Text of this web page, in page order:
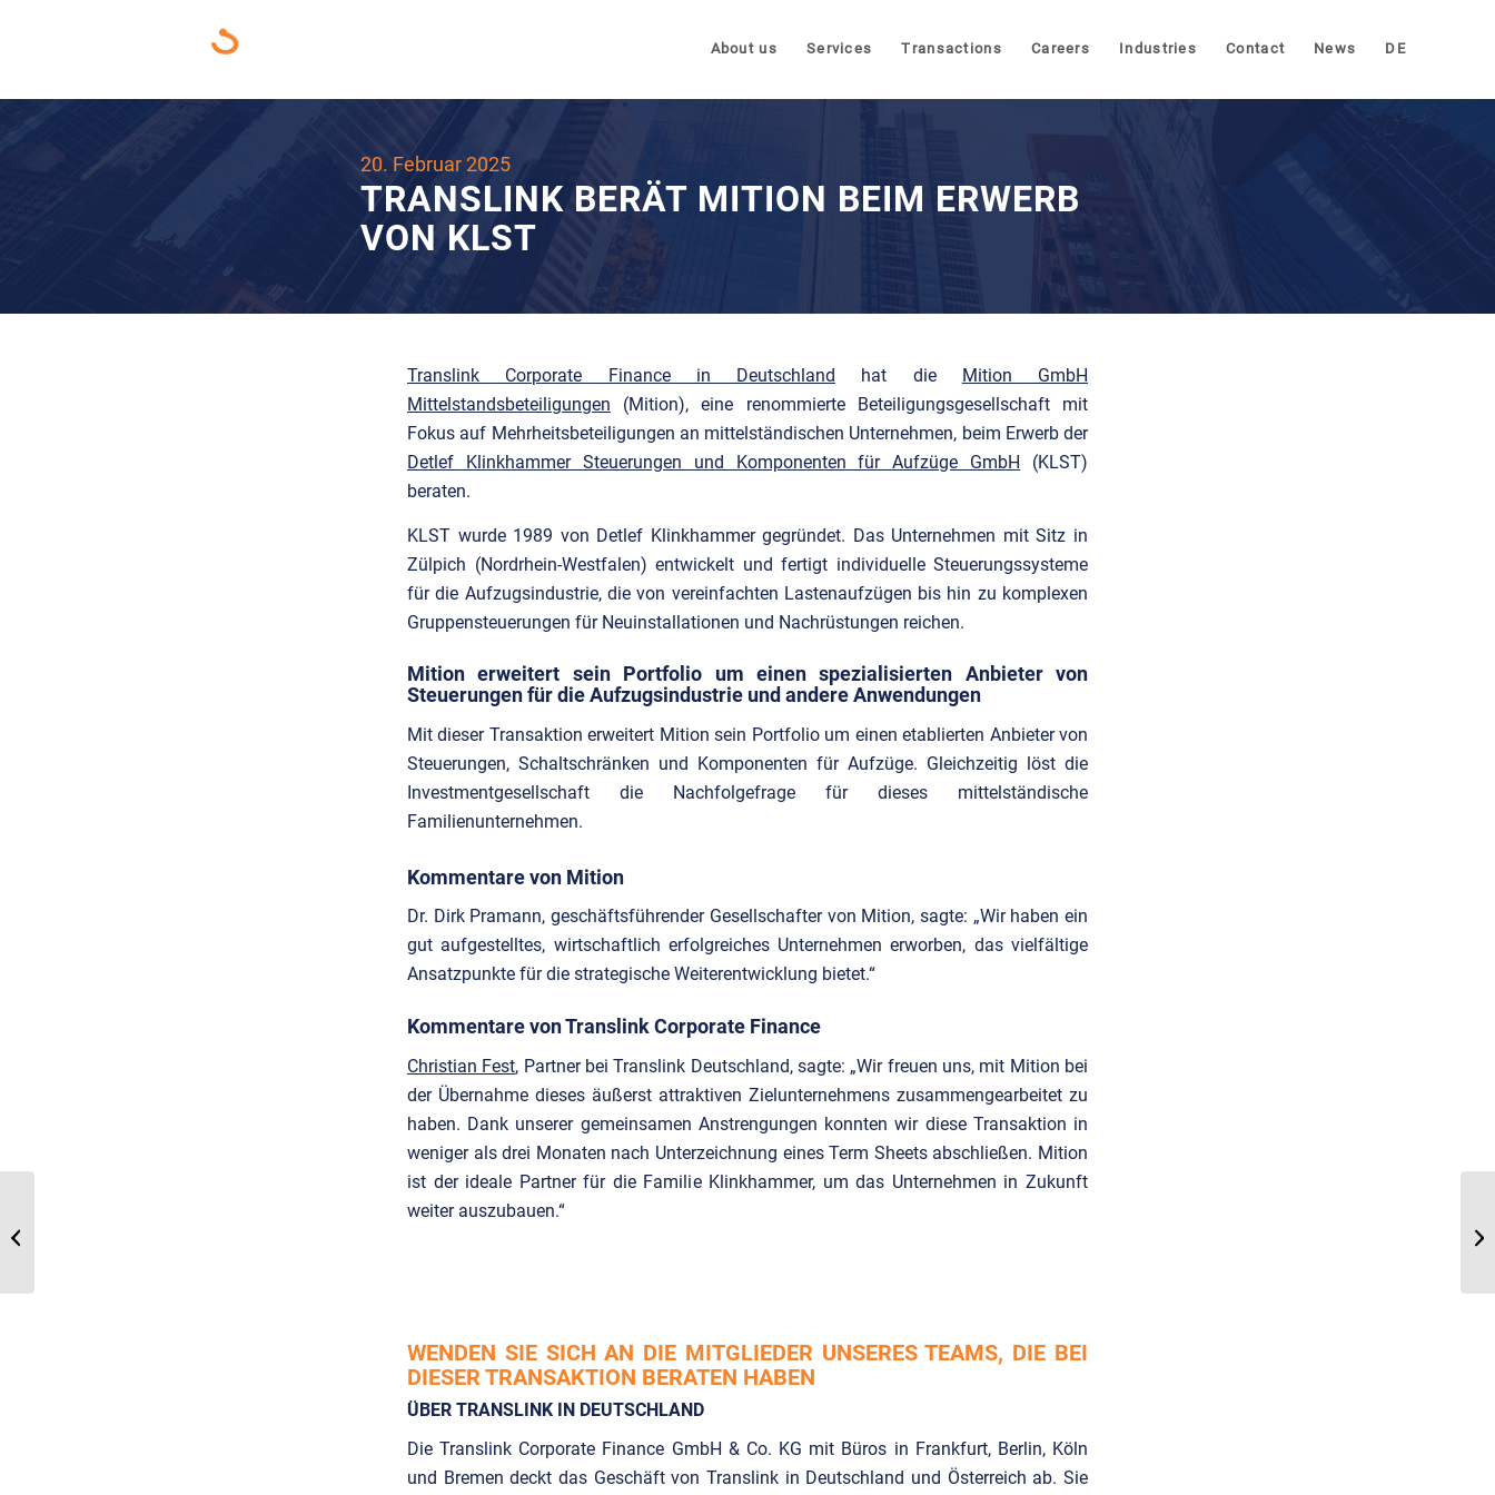
About us Services Transactions Careers Industries Contact News DE
20. Februar 2025
TRANSLINK BERÄT MITION BEIM ERWERB
VON KLST
Translink Corporate Finance in Deutschland hat die Mition GmbH
Mittelstandsbeteiligungen (Mition), eine renommierte Beteiligungsgesellschaft mit
Fokus auf Mehrheitsbeteiligungen an mittelständischen Unternehmen, beim Erwerb der
Detlef Klinkhammer Steuerungen und Komponenten für Aufzüge GmbH (KLST)
beraten.
KLST wurde 1989 von Detlef Klinkhammer gegründet. Das Unternehmen mit Sitz in
Zülpich (Nordrhein-Westfalen) entwickelt und fertigt individuelle Steuerungssysteme
für die Aufzugsindustrie, die von vereinfachten Lastenaufzügen bis hin zu komplexen
Gruppensteuerungen für Neuinstallationen und Nachrüstungen reichen.
Mition erweitert sein Portfolio um einen spezialisierten Anbieter von
Steuerungen für die Aufzugsindustrie und andere Anwendungen
Mit dieser Transaktion erweitert Mition sein Portfolio um einen etablierten Anbieter von
Steuerungen, Schaltschränken und Komponenten für Aufzüge. Gleichzeitig löst die
Investmentgesellschaft die Nachfolgefrage für dieses mittelständische
Familienunternehmen.
Kommentare von Mition
Dr. Dirk Pramann, geschäftsführender Gesellschafter von Mition, sagte: „Wir haben ein
gut aufgestelltes, wirtschaftlich erfolgreiches Unternehmen erworben, das vielfältige
Ansatzpunkte für die strategische Weiterentwicklung bietet.“
Kommentare von Translink Corporate Finance
Christian Fest, Partner bei Translink Deutschland, sagte: „Wir freuen uns, mit Mition bei
der Übernahme dieses äußerst attraktiven Zielunternehmens zusammengearbeitet zu
haben. Dank unserer gemeinsamen Anstrengungen konnten wir diese Transaktion in
weniger als drei Monaten nach Unterzeichnung eines Term Sheets abschließen. Mition
ist der ideale Partner für die Familie Klinkhammer, um das Unternehmen in Zukunft
weiter auszubauen.“
WENDEN SIE SICH AN DIE MITGLIEDER UNSERES TEAMS, DIE BEI
DIESER TRANSAKTION BERATEN HABEN
ÜBER TRANSLINK IN DEUTSCHLAND
Die Translink Corporate Finance GmbH & Co. KG mit Büros in Frankfurt, Berlin, Köln
und Bremen deckt das Geschäft von Translink in Deutschland und Österreich ab. Sie